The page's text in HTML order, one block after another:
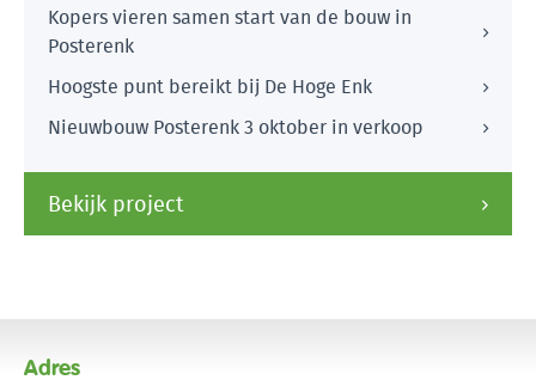
Kopers vieren samen start van de bouw in
Posterenk
Hoogste punt bereikt bij De Hoge Enk
Nieuwbouw Posterenk 3 oktober in verkoop
Bekijk project
Adres